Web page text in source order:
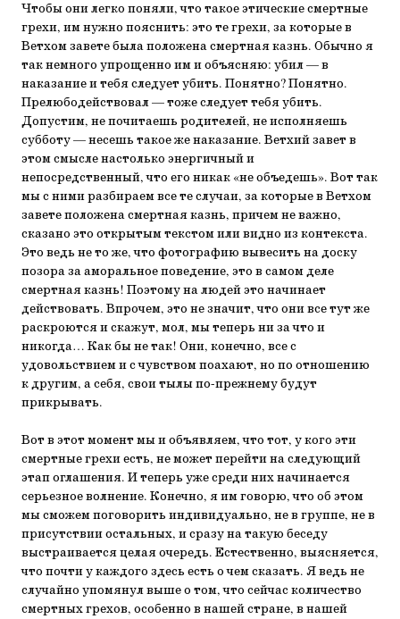
Чтобы они легко поняли, что такое этические смертные
грехи, им нужно пояснить: это те грехи, за которые в
Ветхом завете была положена смертная казнь. Обычно я
так немного упрощенно им и объясняю: убил — в
наказание и тебя следует убить. Понятно? Понятно.
Прелюбодействовал — тоже следует тебя убить.
Допустим, не почитаешь родителей, не исполняешь
субботу — несешь такое же наказание. Ветхий завет в
этом смысле настолько энергичный и
непосредственный, что его никак «не объедешь». Вот так
мы с ними разбираем все те случаи, за которые в Ветхом
завете положена смертная казнь, причем не важно,
сказано это открытым текстом или видно из контекста.
Это ведь не то же, что фотографию вывесить на доску
позора за аморальное поведение, это в самом деле
смертная казнь! Поэтому на людей это начинает
действовать. Впрочем, это не значит, что они все тут же
раскроются и скажут, мол, мы теперь ни за что и
никогда… Как бы не так! Они, конечно, все с
удовольствием и с чувством поахают, но по отношению
к другим, а себя, свои тылы по-прежнему будут
прикрывать.
Вот в этот момент мы и объявляем, что тот, у кого эти
смертные грехи есть, не может перейти на следующий
этап оглашения. И теперь уже среди них начинается
серьезное волнение. Конечно, я им говорю, что об этом
мы сможем поговорить индивидуально, не в группе, не в
присутствии остальных, и сразу на такую беседу
выстраивается целая очередь. Естественно, выясняется,
что почти у каждого здесь есть о чем сказать. Я ведь не
случайно упомянул выше о том, что сейчас количество
смертных грехов, особенно в нашей стране, в нашей